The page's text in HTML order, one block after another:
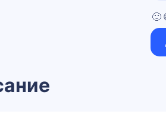
🙂